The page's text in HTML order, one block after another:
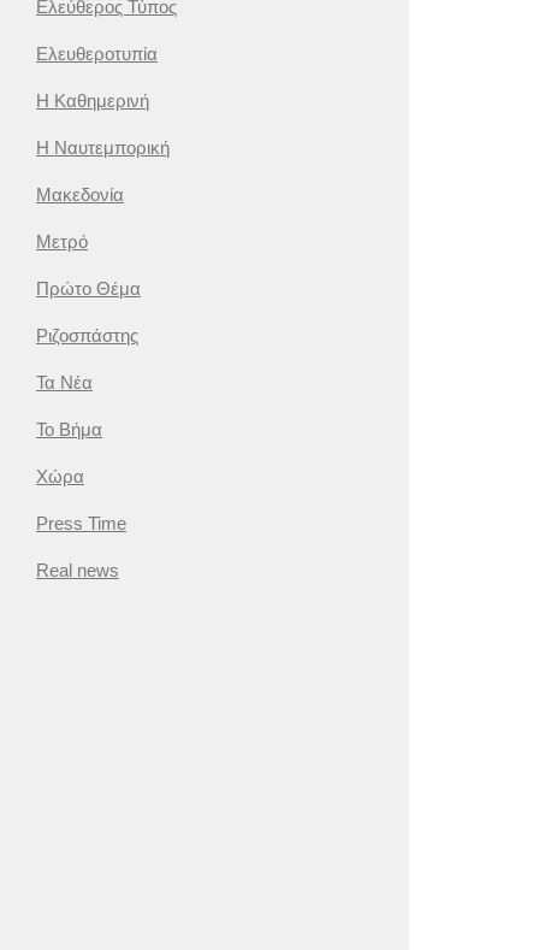
Ελεύθερος Τύπος
Ελευθεροτυπία
Η Καθημερινή
Η Ναυτεμπορική
Μακεδονία
Μετρό
Πρώτο Θέμα
Ριζοσπάστης
Τα Νέα
Το Βήμα
Χώρα
Press Time
Real news